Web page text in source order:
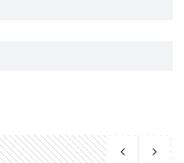
– kiállítás
Fesztivált